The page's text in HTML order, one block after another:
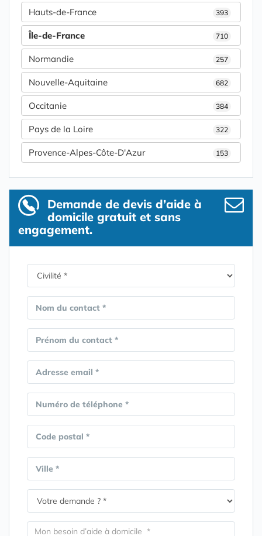
Hauts-de-France 393
Île-de-France 710
Normandie 257
Nouvelle-Aquitaine 682
Occitanie 384
Pays de la Loire 322
Provence-Alpes-Côte-D'Azur 153
Demande de devis d’aide à
domicile gratuit et sans
engagement.
Nom du contact *
Prénom du contact *
Adresse email *
Numéro de téléphone *
Code postal *
Ville *